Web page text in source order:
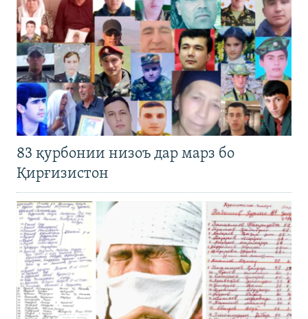
83 қурбонии низоъ дар марз бо
Қирғизистон